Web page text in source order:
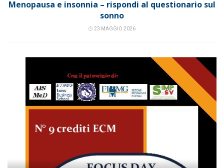
Menopausa e insonnia – rispondi al questionario sul
sonno
23 MAGGIO 2026